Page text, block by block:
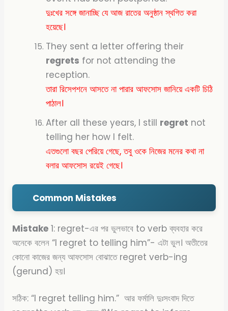
দুঃখের সঙ্গে জানাচ্ছি যে আজ রাতের অনুষ্ঠান স্থগিত করা
হয়েছে।
They sent a letter offering their
regrets for not attending the
reception.
তারা রিসেপশনে আসতে না পারার আফসোস জানিয়ে একটি চিঠি
পাঠাল।
After all these years, I still regret not
telling her how I felt.
এতগুলো বছর পেরিয়ে গেছে, তবু ওকে নিজের মনের কথা না
বলার আফসোস রয়েই গেছে।
Common Mistakes
Mistake1: regret-এর পর ভুলভাবে to verb ব্যবহার করে
অনেকে বলেন “I regret to telling him”- এটা ভুল। অতীতের
কোনো কাজের জন্য আফসোস বোঝাতে regret verb-ing
(gerund) হয়।
সঠিক: “I regret telling him.” আর ফর্মালি দুঃসংবাদ দিতে